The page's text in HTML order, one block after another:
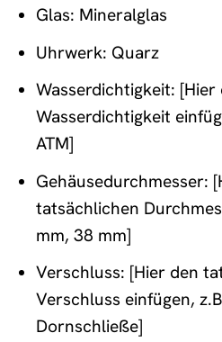
Glas: Mineralglas
Uhrwerk: Quarz
Wasserdichtigkeit:
Wasserdichtigkeit
ATM]
Gehäusedurchmesser:
tatsächlichen
mm, 38 mm]
Verschluss: [Hier den
Verschluss einfügen,
Dornschließe]